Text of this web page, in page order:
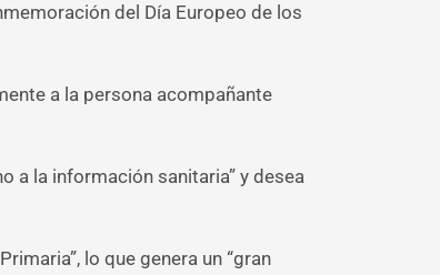
del Día Europeo de los
a la persona acompañante
a la información sanitaria” y desea
lo que genera un “gran